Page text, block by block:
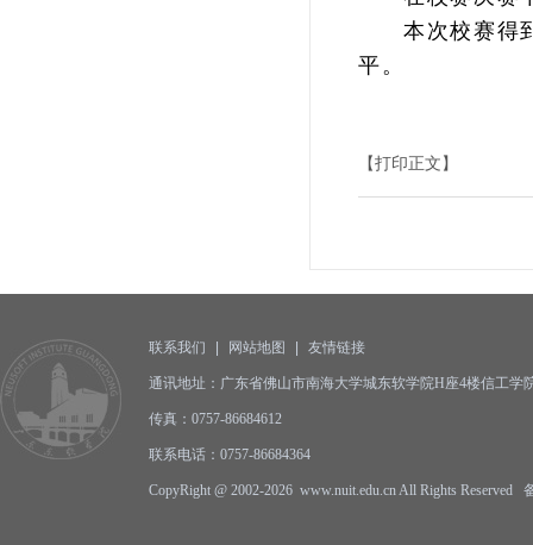
本次校赛得
平。
【打印正文】
联系我们 网站地图 友情链接
通讯地址：广东省佛山市南海大学城东软学院H座4楼信工
传真：0757-86684612
联系电话：0757-86684364
CopyRight @ 2002-2026 www.nuit.edu.cn All Rights Reserved